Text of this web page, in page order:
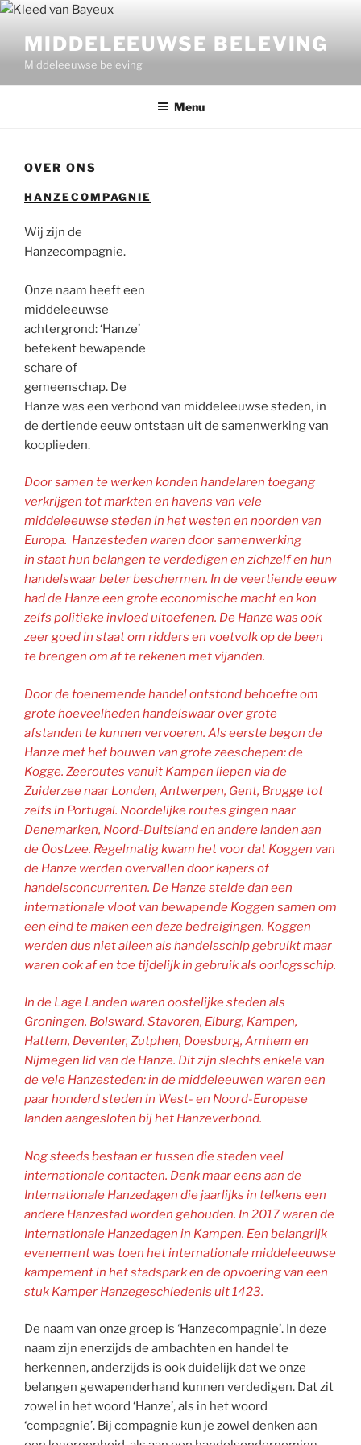
Ga
inhoud
MIDDELEEUWSE BELEVING
Middeleeuwse beleving
Menu
OVER ONS
HANZECOMPAGNIE
Wij zijn de
Hanzecompagnie.
Onze naam heeft een
middeleeuwse
achtergrond: ‘Hanze’
betekent bewapende
schare of
gemeenschap. De
Hanze was een verbond van middeleeuwse steden, in
de dertiende eeuw ontstaan uit de samenwerking van
kooplieden.
Door samen te werken konden handelaren toegang
verkrijgen tot markten en havens van vele
middeleeuwse steden in het westen en noorden van
Europa. Hanzesteden waren door samenwerking
in staat hun belangen te verdedigen en zichzelf en hun
handelswaar beter beschermen. In de veertiende eeuw
had de Hanze een grote economische macht en kon
zelfs politieke invloed uitoefenen. De Hanze was ook
zeer goed in staat om ridders en voetvolk op de been
te brengen om af te rekenen met vijanden.
Door de toenemende handel ontstond behoefte om
grote hoeveelheden handelswaar over grote
afstanden te kunnen vervoeren. Als eerste begon de
Hanze met het bouwen van grote zeeschepen: de
Kogge. Zeeroutes vanuit Kampen liepen via de
Zuiderzee naar Londen, Antwerpen, Gent, Brugge tot
zelfs in Portugal. Noordelijke routes gingen naar
Denemarken, Noord-Duitsland en andere landen aan
de Oostzee. Regelmatig kwam het voor dat Koggen van
de Hanze werden overvallen door kapers of
handelsconcurrenten. De Hanze stelde dan een
internationale vloot van bewapende Koggen samen om
een eind te maken een deze bedreigingen. Koggen
werden dus niet alleen als handelsschip gebruikt maar
waren ook af en toe tijdelijk in gebruik als oorlogsschip.
In de Lage Landen waren oostelijke steden als
Groningen, Bolsward, Stavoren, Elburg, Kampen,
Hattem, Deventer, Zutphen, Doesburg, Arnhem en
Nijmegen lid van de Hanze. Dit zijn slechts enkele van
de vele Hanzesteden: in de middeleeuwen waren een
paar honderd steden in West- en Noord-Europese
landen aangesloten bij het Hanzeverbond.
Nog steeds bestaan er tussen die steden veel
internationale contacten. Denk maar eens aan de
Internationale Hanzedagen die jaarlijks in telkens een
andere Hanzestad worden gehouden. In 2017 waren de
Internationale Hanzedagen in Kampen. Een belangrijk
evenement was toen het internationale middeleeuwse
kampement in het stadspark en de opvoering van een
stuk Kamper Hanzegeschiedenis uit 1423.
De naam van onze groep is ‘Hanzecompagnie’. In deze
naam zijn enerzijds de ambachten en handel te
herkennen, anderzijds is ook duidelijk dat we onze
belangen gewapenderhand kunnen verdedigen. Dat zit
zowel in het woord ‘Hanze’, als in het woord
‘compagnie’. Bij compagnie kun je zowel denken aan